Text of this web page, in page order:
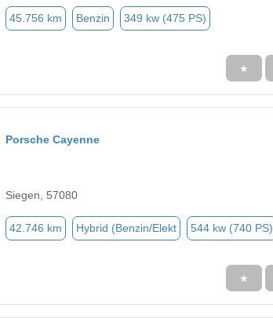
45.756 km Benzin 349 kw (475 PS)
★
Porsche Cayenne
Siegen, 57080
42.746 km Hybrid (Benzin/Elekt 544 kw (740 PS)
★